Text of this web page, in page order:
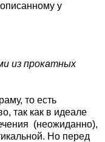
у
из прокатных
то есть
так как в идеале
(неожиданно),
Но перед